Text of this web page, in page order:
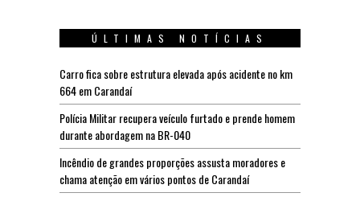
ÚLTIMAS NOTÍCIAS
Carro fica sobre estrutura elevada após acidente no km
664 em Carandaí
Polícia Militar recupera veículo furtado e prende homem
durante abordagem na BR-040
Incêndio de grandes proporções assusta moradores e
chama atenção em vários pontos de Carandaí